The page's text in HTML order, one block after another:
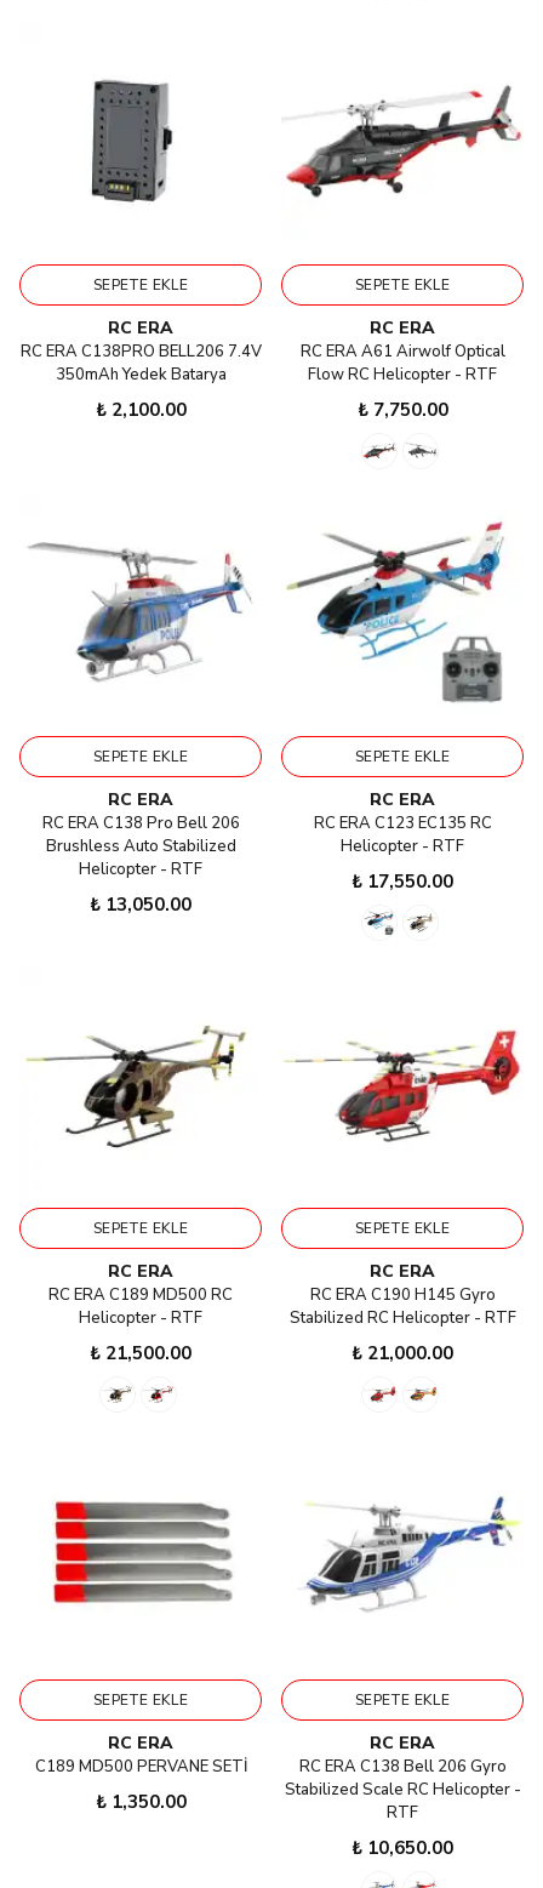
SEPETE EKLE
RC ERA
RC ERA C138PRO BELL206 7.4V
350mAh Yedek Batarya
₺ 2,100.00
SEPETE EKLE
RC ERA
RC ERA A61 Airwolf Optical
Flow RC Helicopter - RTF
₺ 7,750.00
SEPETE EKLE
RC ERA
RC ERA C138 Pro Bell 206
Brushless Auto Stabilized
Helicopter - RTF
₺ 13,050.00
SEPETE EKLE
RC ERA
RC ERA C123 EC135 RC
Helicopter - RTF
₺ 17,550.00
SEPETE EKLE
RC ERA
RC ERA C189 MD500 RC
Helicopter - RTF
₺ 21,500.00
SEPETE EKLE
RC ERA
RC ERA C190 H145 Gyro
Stabilized RC Helicopter - RTF
₺ 21,000.00
SEPETE EKLE
RC ERA
C189 MD500 PERVANE SETİ
₺ 1,350.00
SEPETE EKLE
RC ERA
RC ERA C138 Bell 206 Gyro
Stabilized Scale RC Helicopter -
RTF
₺ 10,650.00